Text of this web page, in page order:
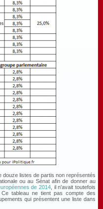
douze listes de partis non représentés
ou au Sénat afin de donner au
de 2014 , il n'avait toutefois
tableau ne tient pas compte des
qui présentent une liste dans